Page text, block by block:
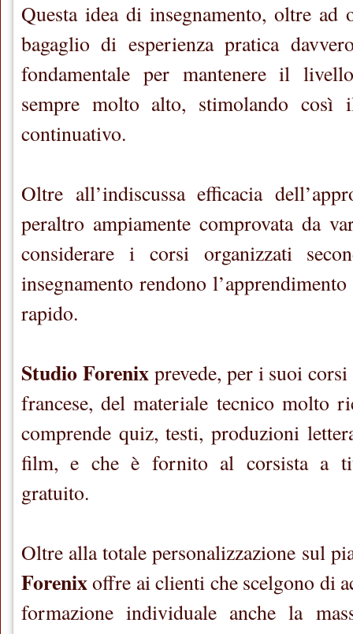
Questa idea di insegnamento, oltre
bagaglio di esperienza pratica
fondamentale per mantenere il
sempre molto alto, stimolando
continuativo.
Oltre all’indiscussa efficacia
peraltro ampiamente comprovata da
considerare i corsi organizzati
insegnamento rendono
rapido.
Studio Forenixprevede, per i suoi
francese, del materiale tecnico molto
comprende quiz, testi, produzioni
film, e che è fornito al corsista a
gratuito.
Oltre alla totale personalizzazione sul
Forenixoffre ai clienti che scelgono di
formazione individuale anche la